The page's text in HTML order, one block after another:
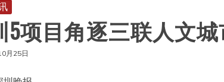
5项目角逐三联人文
月25日